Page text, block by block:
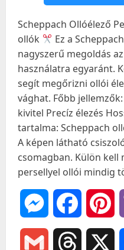
Scheppach Ollóélező
ollók
Ez a
nagyszerű megoldás
használatra egyaránt.
segít megőrizni ollói
vághat. Főbb
kivitel Precíz élezés
tartalma: Scheppach
A képen látható
csomagban. Külön kell
persellyel ollói mindig
MessengerFacebook
Gmail Threads